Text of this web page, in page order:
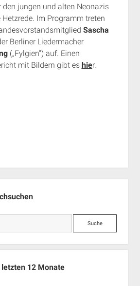
Termine München
Über a.i.d.a.
Twitter & Facebook
Bibliothek
Kontakt & PGP-Key
den jungen und alten Neonazis
Im Programm treten
Sascha
Berliner Liedermacher
(„Fylgien“) auf. Einen
mit Bildern gibt es hier.
Suche
12 Monate